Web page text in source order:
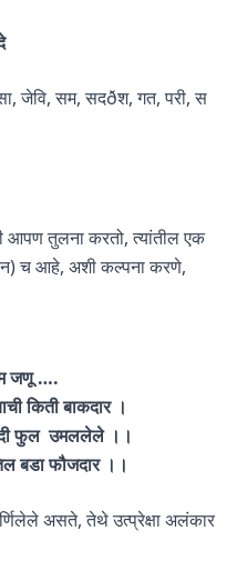
जेवि, सम, सदðश, गत, परी, स
आपण तुलना करतो, त्यांतील एक
च आहे, अशी कल्पना करणे,
जणू ….
किती बाकदार ।
फुल उमललेले ।।
बडा फौजदार ।।
असते, तेथे उत्प्रेक्षा अलंकार